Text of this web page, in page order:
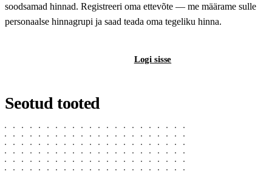
soodsamad hinnad. Registreeri oma ettevõte — me määrame sulle
personaalse hinnagrupi ja saad teada oma tegeliku hinna.
Logi sisse
Seotud tooted